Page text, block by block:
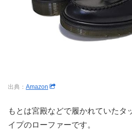
出典： Amazon
もとは宮殿などで履かれていたタ
イプのローファーです。